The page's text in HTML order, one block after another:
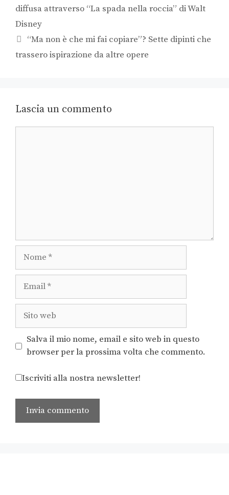
diffusa attraverso “La spada nella roccia” di Walt
Disney
“Ma non è che mi fai copiare”? Sette dipinti che
trassero ispirazione da altre opere
Lascia un commento
Salva il mio nome, email e sito web in questo
browser per la prossima volta che commento.
Iscriviti alla nostra newsletter!